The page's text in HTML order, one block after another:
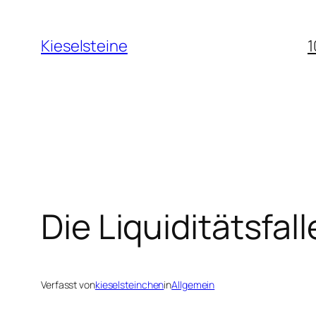
Inhalt
springen
Kieselsteine
Die
Verfasst vonkieselsteincheninAllgemein